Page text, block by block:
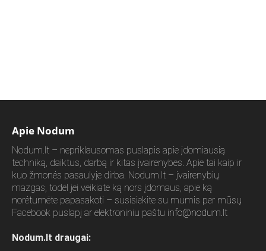
Apie Nodum
Nodum.lt – nepriklausomas puslapis apie įdomiausią
techniką, daiktus, darbą ir kitas įvairenybes. Apie tai kaip ir
kuo žmonės pasaulyje dirba. Nodum.lt – įvairenybių
mazgas, todėl jei veikiate ką nors įdomaus, apie ką
norėtumėte papasakoti – susisiekite su mumis per mūsų
Facebook puslapį ar elektroniniu paštu info@nodum.lt
Nodum.lt draugai: